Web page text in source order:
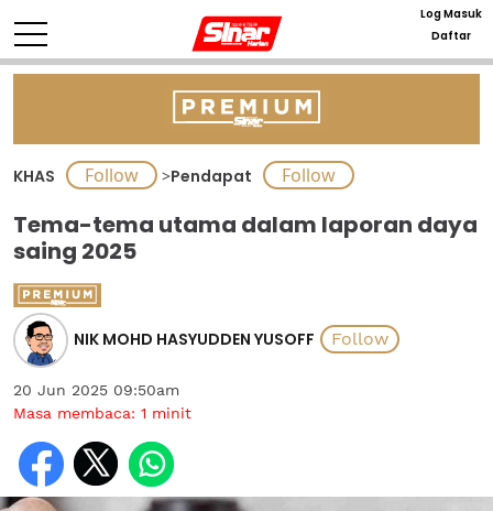
Log Masuk
Daftar
KHAS >Pendapat
Tema-tema utama dalam laporan daya
saing 2025
NIK MOHD HASYUDDEN YUSOFF
20 Jun 2025 09:50am
Masa membaca: 1 minit